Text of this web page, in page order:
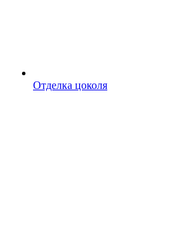
Отделка цоколя